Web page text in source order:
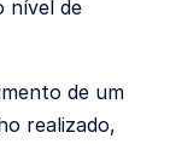
nível de
de um
realizado,